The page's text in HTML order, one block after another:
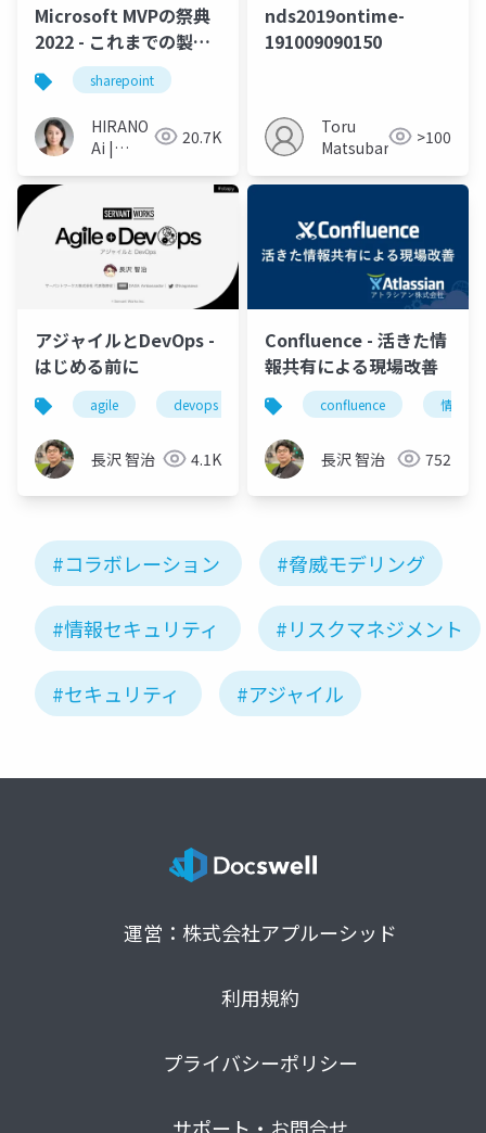
Microsoft MVPの祭典
2022 - これまでの製品
の変遷を振り返る
SharePoint 入門 !
sharepoint
HIRANO
Ai |
❤️
SharePoint
20.7K
nds2019ontime-
191009090150
Toru
Matsubara
>100
アジャイルとDevOps -
はじめる前に
agile devops アジャイル コラボレーシ
長沢 智治 4.1K
Confluence - 活きた情
報共有による現場改善
confluence 情報共
長沢 智治 752
#コラボレーション #脅威モデリング
#情報セキュリティ #リスクマネジメント
#セキュリティ #アジャイル
運営：株式会社アプルーシッド
利用規約
プライバシーポリシー
サポート・お問合せ